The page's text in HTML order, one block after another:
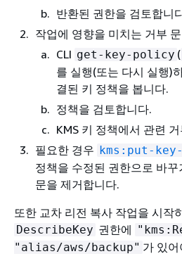
반환된 권한을 검토합니
작업에 영향을 미치는 거부
CLI get-key-policy (
를 실행(또는 다시 실행)
결된 키 정책을 봅니다.
정책을 검토합니다.
KMS 키 정책에서 관련
필요한 경우 kms:put-
정책을 수정된 권한으로 바
문을 제거합니다.
또한 교차 리전 복사 작업을 시작
DescribeKey 권한에
"alias/aws/backup" 가 있